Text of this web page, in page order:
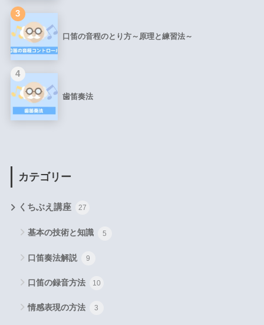
3
口笛の音程のとり方～原理と練習法～
4
歯笛奏法
カテゴリー
くちぶえ講座 27
基本の技術と知識 5
口笛奏法解説 9
口笛の録音方法 10
情感表現の方法 3